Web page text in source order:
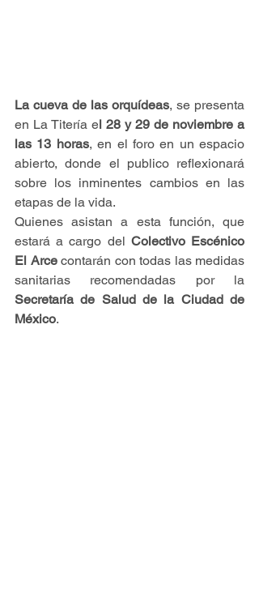
La cueva de las orquídeas, se presenta
en La Titería el 28 y 29 de noviembre a
las 13 horas, en el foro en un espacio
abierto, donde el publico reflexionará
sobre los inminentes cambios en las
etapas de la vida.
Quienes asistan a esta función, que
estará a cargo del Colectivo Escénico
El Arce contarán con todas las medidas
Secretaría de Salud de la Ciudad de
México.